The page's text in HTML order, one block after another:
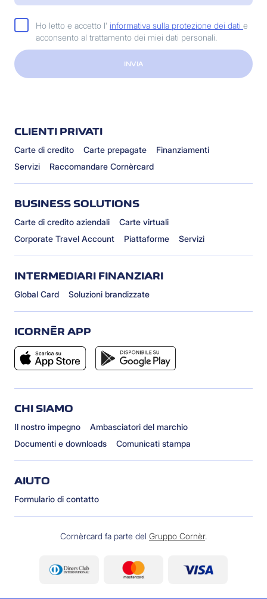
Ho letto e accetto l' informativa sulla protezione dei dati e
acconsento al trattamento dei miei dati personali.
INVIA
CLIENTI PRIVATI
Carte di credito Carte prepagate
Finanziamenti
Servizi
Raccomandare Cornèrcard
BUSINESS SOLUTIONS
Carte di credito aziendali
Carte virtuali
Corporate Travel Account
Piattaforme Servizi
INTERMEDIARI FINANZIARI
Global Card Soluzioni brandizzate
ICORNÈR APP
CHI SIAMO
Il nostro impegno
Ambasciatori del marchio
Documenti e downloads
Comunicati stampa
AIUTO
Formulario di contatto
Cornèrcard fa parte del Gruppo Cornèr.